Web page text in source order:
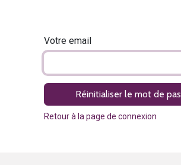
Votre email
Réinitialiser le mot de
Retour à la page de connexion